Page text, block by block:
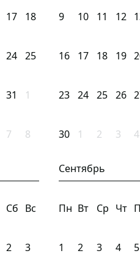
17 18
24 25
31 1
7 8
9 10 11 12
16 17 18 19
23 24 25 26
30 1 2 3 4
Сб Вс
2 3
Сентябрь
Пн Вт Ср Чт
1 2 3 4 5